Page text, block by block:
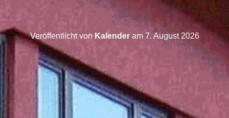
Veröffentlicht von Kalenderam7. August 2026